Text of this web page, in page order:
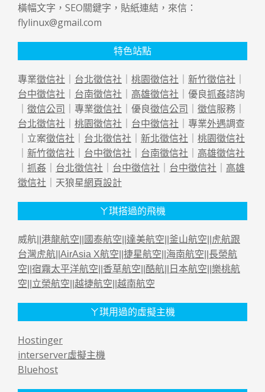
橫幅文字，SEO關鍵字，貼紙連結，來信：
flylinux@gmail.com
特色站點
專業徵信社 台北徵信社 桃園徵信社 新竹徵信社
台中徵信社
台南徵信社 高雄徵信社 ｜優良抓姦諮詢
徵信公司 ｜專業徵信社 ｜優良徵信公司 徵信服務｜
台北徵信社
桃園徵信社 台中徵信社 ｜專業外遇調查
｜立案徵信社 台北徵信社 新北徵信社
桃園徵信社
新竹徵信社 台中徵信社 台南徵信社
高雄徵信社
抓姦 台北徵信社 台中徵信社 台中徵信社
高雄
徵信社 ｜天狼星網頁設計
ㄚ琪搭過的飛機
威航|| 港龍航空 國泰航空 達美航空 釜山航空
虎航跟
台灣虎航 AirAsia X航空 捷星航空 海南航空 長榮航
空 宿霧太平洋航空 香草航空 酷航 日本航空 樂桃航
空 立榮航空 越捷航空 越南航空
ㄚ琪用過的虛擬主機
Hostinger
interserver虛擬主機
Bluehost